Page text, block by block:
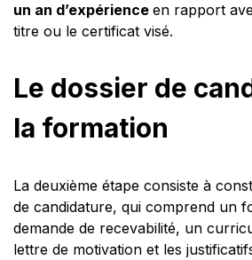
un an d’expérience en rapport
titre ou le certificat visé.
Le dossier de
la formation
La deuxième étape consiste à
de candidature, qui comprend un
demande de recevabilité, un
lettre de motivation et les